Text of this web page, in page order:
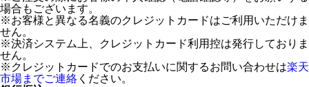
場合もございます。
※お客様と異なる名義のクレジットカードはご利用いただけま
せん。
※決済システム上、クレジットカード利用控は発行しておりま
せん。
※クレジットカードでのお支払いに関するお問い合わせは楽天
市場までご連絡 ください。